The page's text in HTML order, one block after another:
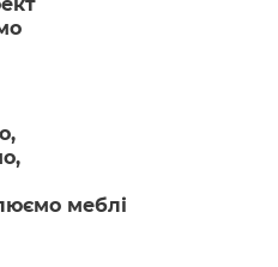
меблі